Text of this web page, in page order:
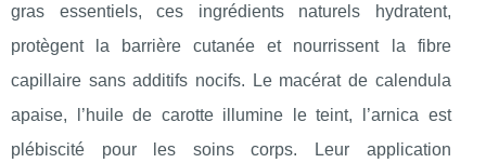
gras essentiels, ces ingrédients naturels hydratent,
protègent la barrière cutanée et nourrissent la fibre
capillaire sans additifs nocifs. Le macérat de calendula
apaise, l’huile de carotte illumine le teint, l’arnica est
plébiscité pour les soins corps. Leur application